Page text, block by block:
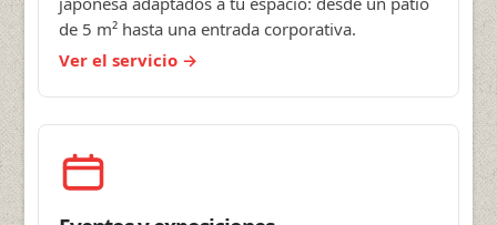
de 5 m² hasta una entrada corporativa.
Ver el servicio